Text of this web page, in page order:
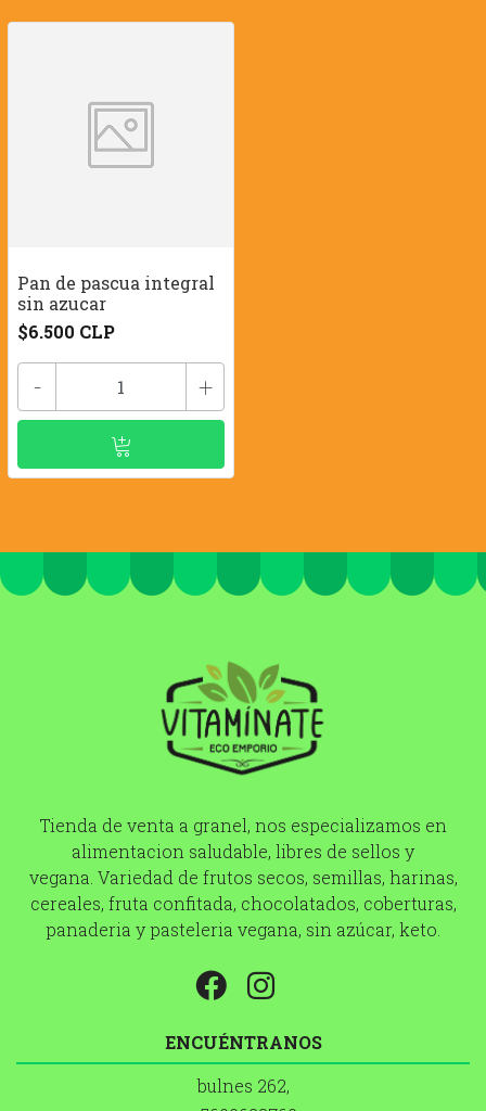
Pan de pascua integral
sin azucar
$6.500 CLP
- +
Tienda de venta a granel, nos especializamos en
alimentacion saludable, libres de sellos y
vegana. Variedad de frutos secos, semillas, harinas,
cereales, fruta confitada, chocolatados, coberturas,
panaderia y pasteleria vegana, sin azúcar, keto.
ENCUÉNTRANOS
bulnes 262,